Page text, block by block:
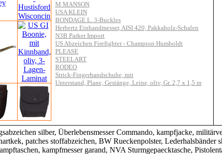
M MANSON
USA KLEIN
BONDAGE L. 3-Buckles
Herbertz Einhandmesser, AISI 420, Pakkaholz-Schalen
N3B Parker Import
US Abzeichen Firefighter - Champion Humboldt
PLEASE
STEELART
RODEO
Strick-Fingerhandschuhe, mit
Unterstand, Plane, Gestänge, Leine, oliv, Gr. 2,7 x 1,5 m
silber, Überlebensmesser Commando, kampfjacke,
patches stoffabzeichen, BW Rueckenpolster, Lederhalsbänder
kampfmesser garand, NVA Sturmgepaecktasche,